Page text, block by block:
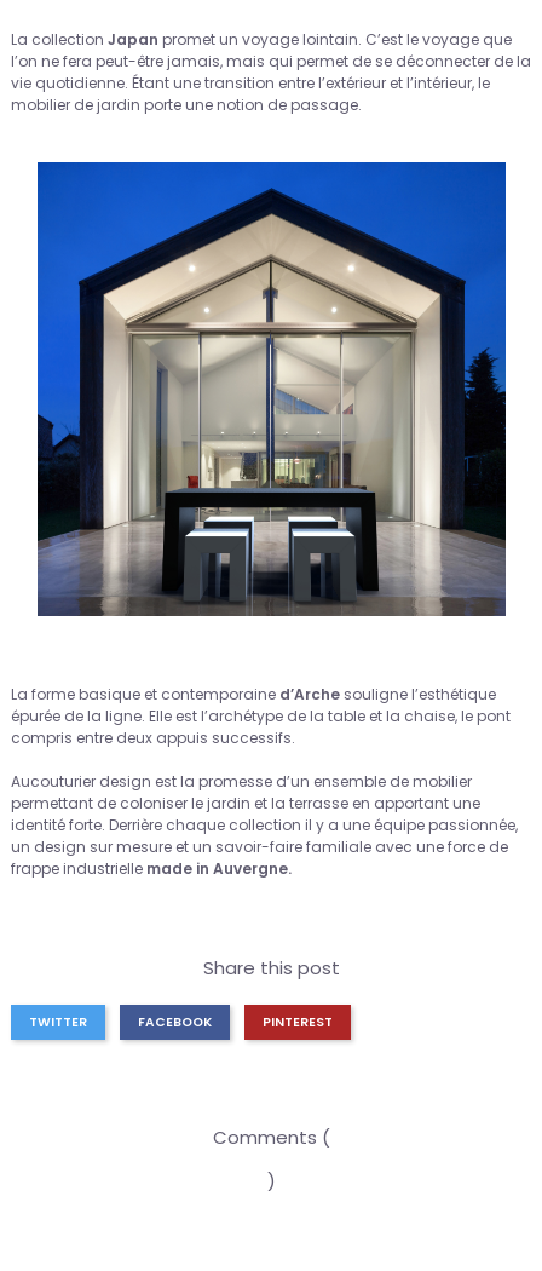
La collection Japan promet un voyage lointain. C’est le voyage que
l’on ne fera peut-être jamais, mais qui permet de se déconnecter de la
vie quotidienne. Étant une transition entre l’extérieur et l’intérieur, le
mobilier de jardin porte une notion de passage.
La forme basique et contemporaine d’Arche souligne l’esthétique
épurée de la ligne. Elle est l’archétype de la table et la chaise, le pont
compris entre deux appuis successifs.
Aucouturier design est la promesse d’un ensemble de mobilier
permettant de coloniser le jardin et la terrasse en apportant une
identité forte. Derrière chaque collection il y a une équipe passionnée,
un design sur mesure et un savoir-faire familiale avec une force de
frappe industrielle made in Auvergne.
Share this post
TWITTER FACEBOOK PINTEREST
Comments (
)